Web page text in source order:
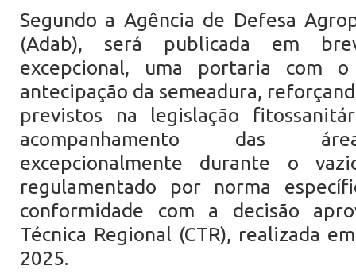
Segundo a Agência de Defesa
(Adab), será publicada em
excepcional, uma portaria com
antecipação da semeadura,
previstos na legislação
acompanhamento das
excepcionalmente durante o
regulamentado por norma
conformidade com a decisão
Técnica Regional (CTR), realizada
2025.